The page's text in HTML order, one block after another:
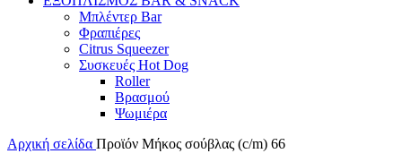
Μπλέντερ Bar
Φραπιέρες
Citrus Squeezer
Συσκευές Hot Dog
Roller
Βρασμού
Ψωμιέρα
Αρχική σελίδα Προϊόν Μήκος σούβλας (c/m) 66